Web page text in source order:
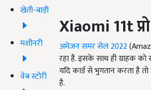
खेती-बाड़ी
मशीनरी
वेब स्टोरी
Xiaomi 11tप्रो
अमेजन समर सेल 2022
रहा है. इसके साथ ही ग्राहक
यदि कार्ड से भुगतान करता है
है.